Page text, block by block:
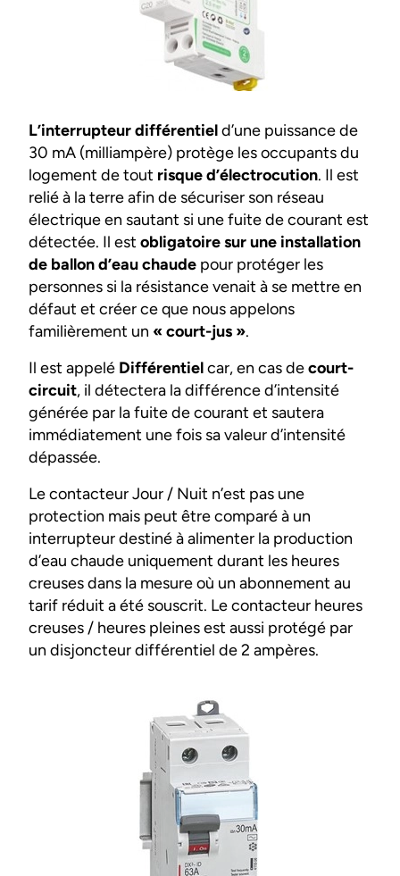
L’interrupteur différentield’une puissance de
30 mA (milliampère) protège les occupants du
logement de tout risque d’électrocution. Il est
relié à la terre afin de sécuriser son réseau
électrique en sautant si une fuite de courant est
détectée. Il est obligatoire sur une installation
de ballon d’eau chaude pour protéger les
personnes si la résistance venait à se mettre en
défaut et créer ce que nous appelons
familièrement un « court-jus ».
Il est appelé Différentielcar, en cas decourt-
circuit, il détectera la différence d’intensité
générée par la fuite de courant et sautera
immédiatement une fois sa valeur d’intensité
dépassée.
Le contacteur Jour / Nuit n’est pas une
protection mais peut être comparé à un
interrupteur destiné à alimenter la production
d’eau chaude uniquement durant les heures
creuses dans la mesure où un abonnement au
tarif réduit a été souscrit. Le contacteur heures
creuses / heures pleines est aussi protégé par
un disjoncteur différentiel de 2 ampères.